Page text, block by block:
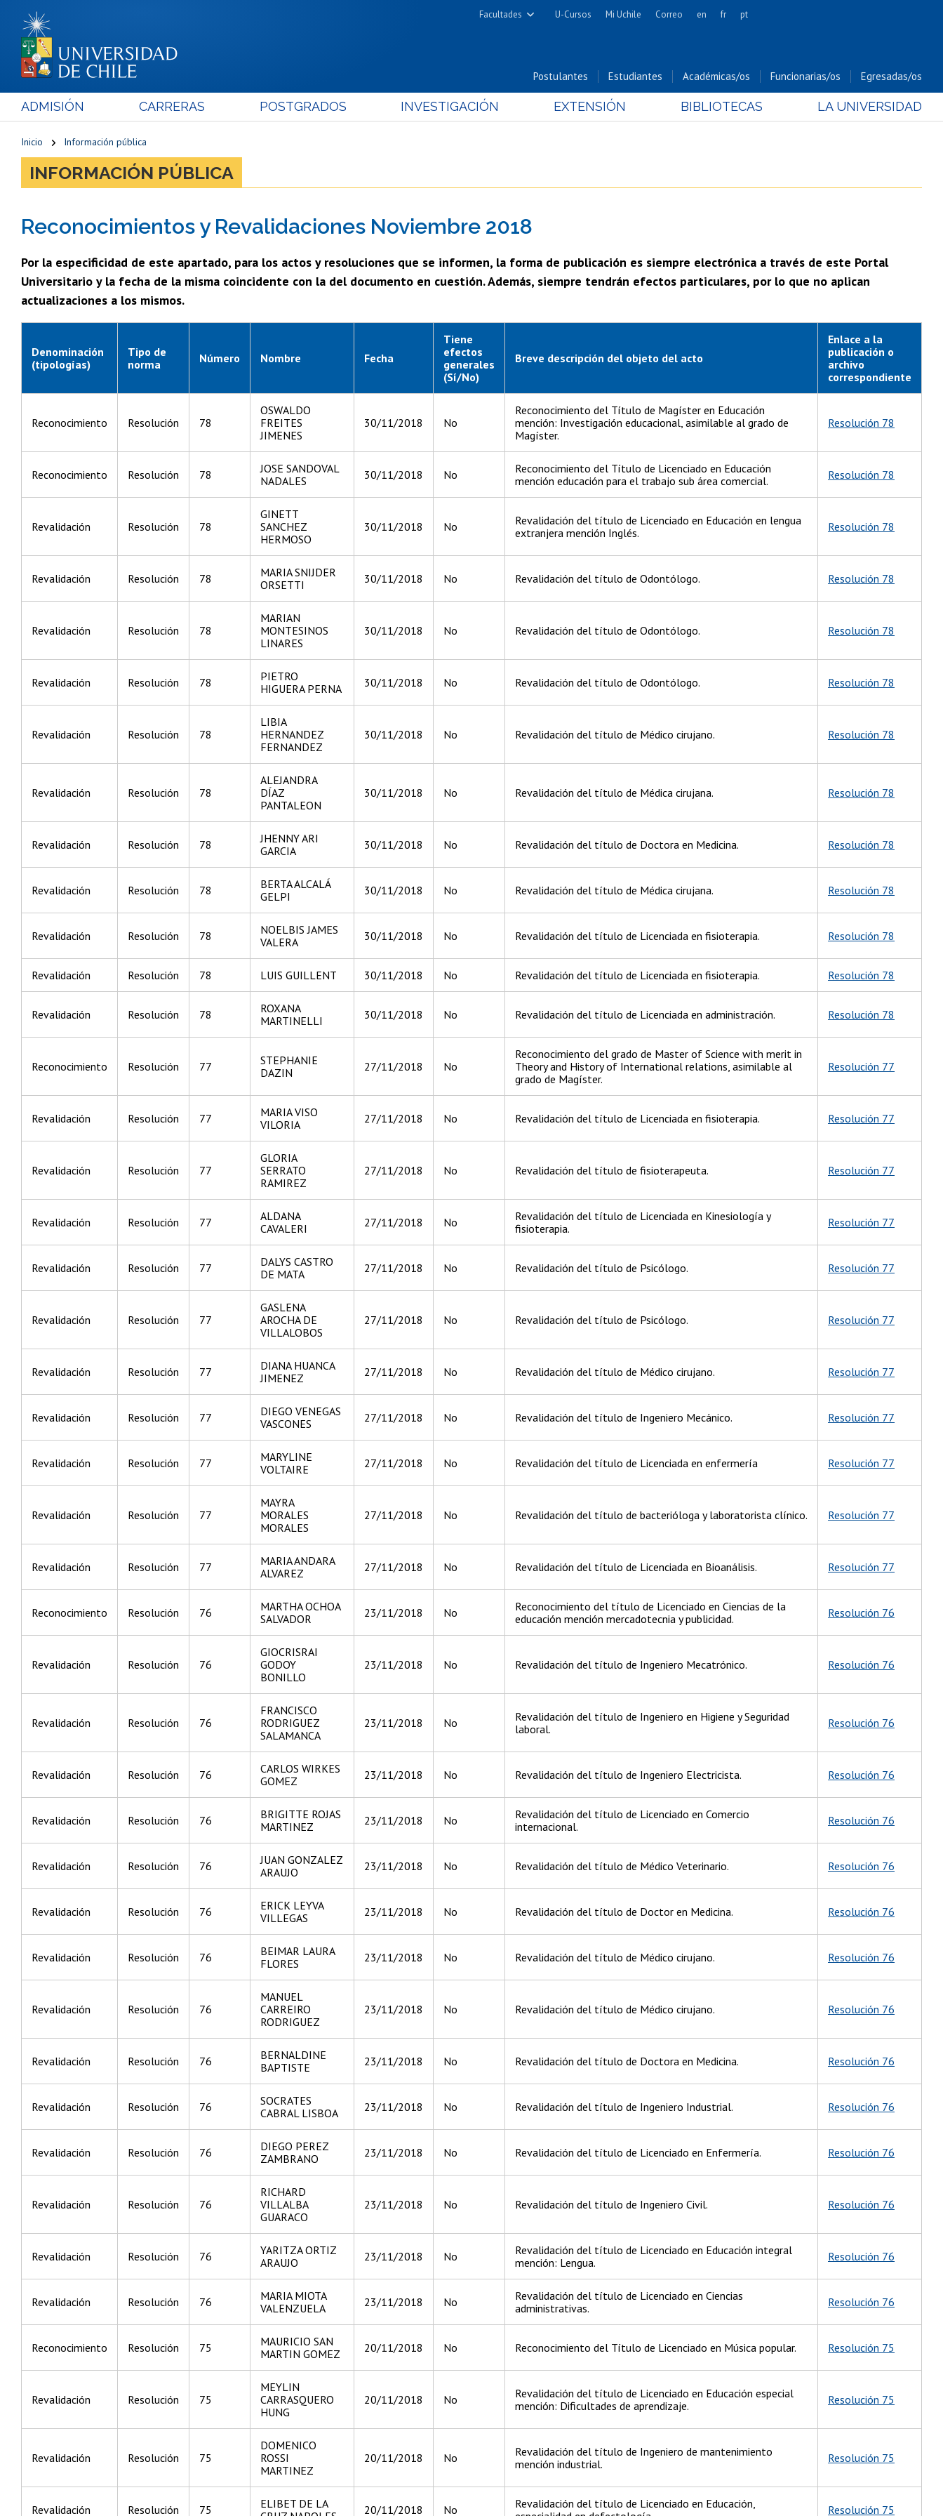
Facultades
Cs. Físicas y Matemáticas
Cs. Forestales y Conservación
Cs. Químicas y Farmacéuticas
Cs. Sociales
Estudios Avanzados en Educación
Alimentos
Hospital Clínico
U-Cursos Mi Uchile Correo en fr pt
Postulantes Estudiantes Académicas/os Funcionarias/os Egresadas/os
ADMISIÓN CARRERAS POSTGRADOS INVESTIGACIÓN EXTENSIÓN BIBLIOTECAS LA UNIVERSIDAD
Inicio Información pública
INFORMACIÓN PÚBLICA
Reconocimientos y Revalidaciones Noviembre 2018
Por la especificidad de este apartado, para los actos y resoluciones que se informen, la forma de publicación es siempre electrónica a través de este Portal
Universitario y la fecha de la misma coincidente con la del documento en cuestión. Además, siempre tendrán efectos particulares, por lo que no aplican
actualizaciones a los mismos.
Denominación
(tipologías)
Tipo de
norma
Número Nombre Fecha
Tiene
efectos
generales
(Sí/No)
Breve descripción del objeto del acto
Enlace a la
publicación o
archivo
correspondiente
Reconocimiento Resolución 78
OSWALDO
FREITES
JIMENES
30/11/2018 No
Reconocimiento del Título de Magíster en Educación
mención: Investigación educacional, asimilable al grado de
Magíster.
Resolución 78
Reconocimiento Resolución 78
JOSE SANDOVAL
NADALES
30/11/2018 No
Reconocimiento del Título de Licenciado en Educación
mención educación para el trabajo sub área comercial.
Resolución 78
Revalidación Resolución 78
GINETT
SANCHEZ
HERMOSO
30/11/2018 No
Revalidación del título de Licenciado en Educación en lengua
extranjera mención Inglés.
Resolución 78
Revalidación Resolución 78
MARIA SNIJDER
ORSETTI
30/11/2018 No Revalidación del título de Odontólogo. Resolución 78
Revalidación Resolución 78
MARIAN
MONTESINOS
LINARES
30/11/2018 No Revalidación del título de Odontólogo. Resolución 78
Revalidación Resolución 78
PIETRO
HIGUERA PERNA
30/11/2018 No Revalidación del título de Odontólogo. Resolución 78
Revalidación Resolución 78
LIBIA
HERNANDEZ
FERNANDEZ
30/11/2018 No Revalidación del título de Médico cirujano. Resolución 78
Revalidación Resolución 78
ALEJANDRA
DÍAZ
PANTALEON
30/11/2018 No Revalidación del título de Médica cirujana. Resolución 78
Revalidación Resolución 78
JHENNY ARI
GARCIA
30/11/2018 No Revalidación del título de Doctora en Medicina. Resolución 78
Revalidación Resolución 78
BERTA ALCALÁ
GELPI
30/11/2018 No Revalidación del título de Médica cirujana. Resolución 78
Revalidación Resolución 78
NOELBIS JAMES
VALERA
30/11/2018 No Revalidación del título de Licenciada en fisioterapia. Resolución 78
Revalidación Resolución 78 LUIS GUILLENT 30/11/2018 No Revalidación del título de Licenciada en fisioterapia. Resolución 78
Revalidación Resolución 78
ROXANA
MARTINELLI
30/11/2018 No Revalidación del título de Licenciada en administración. Resolución 78
Reconocimiento Resolución 77
STEPHANIE
DAZIN
27/11/2018 No
Reconocimiento del grado de Master of Science with merit in
Theory and History of International relations, asimilable al
grado de Magíster.
Resolución 77
Revalidación Resolución 77
MARIA VISO
VILORIA
27/11/2018 No Revalidación del título de Licenciada en fisioterapia. Resolución 77
Revalidación Resolución 77
GLORIA
SERRATO
RAMIREZ
27/11/2018 No Revalidación del título de fisioterapeuta. Resolución 77
Revalidación Resolución 77
ALDANA
CAVALERI
27/11/2018 No
Revalidación del título de Licenciada en Kinesiología y
fisioterapia.
Resolución 77
Revalidación Resolución 77
DALYS CASTRO
DE MATA
27/11/2018 No Revalidación del título de Psicólogo. Resolución 77
Revalidación Resolución 77
GASLENA
AROCHA DE
VILLALOBOS
27/11/2018 No Revalidación del título de Psicólogo. Resolución 77
Revalidación Resolución 77
DIANA HUANCA
JIMENEZ
27/11/2018 No Revalidación del título de Médico cirujano. Resolución 77
Revalidación Resolución 77
DIEGO VENEGAS
VASCONES
27/11/2018 No Revalidación del título de Ingeniero Mecánico. Resolución 77
Revalidación Resolución 77
MARYLINE
VOLTAIRE
27/11/2018 No Revalidación del título de Licenciada en enfermería Resolución 77
Revalidación Resolución 77
MAYRA
MORALES
MORALES
27/11/2018 No Revalidación del título de bacterióloga y laboratorista clínico. Resolución 77
Revalidación Resolución 77
MARIA ANDARA
ALVAREZ
27/11/2018 No Revalidación del título de Licenciada en Bioanálisis. Resolución 77
Reconocimiento Resolución 76
MARTHA OCHOA
SALVADOR
23/11/2018 No
Reconocimiento del título de Licenciado en Ciencias de la
educación mención mercadotecnia y publicidad.
Resolución 76
Revalidación Resolución 76
GIOCRISRAI
GODOY
BONILLO
23/11/2018 No Revalidación del título de Ingeniero Mecatrónico. Resolución 76
Revalidación Resolución 76
FRANCISCO
RODRIGUEZ
SALAMANCA
23/11/2018 No
Revalidación del título de Ingeniero en Higiene y Seguridad
laboral.
Resolución 76
Revalidación Resolución 76
CARLOS WIRKES
GOMEZ
23/11/2018 No Revalidación del título de Ingeniero Electricista. Resolución 76
Revalidación Resolución 76
BRIGITTE ROJAS
MARTINEZ
23/11/2018 No
Revalidación del título de Licenciado en Comercio
internacional.
Resolución 76
Revalidación Resolución 76
JUAN GONZALEZ
ARAUJO
23/11/2018 No Revalidación del título de Médico Veterinario. Resolución 76
Revalidación Resolución 76
ERICK LEYVA
VILLEGAS
23/11/2018 No Revalidación del título de Doctor en Medicina. Resolución 76
Revalidación Resolución 76
BEIMAR LAURA
FLORES
23/11/2018 No Revalidación del título de Médico cirujano. Resolución 76
Revalidación Resolución 76
MANUEL
CARREIRO
RODRIGUEZ
23/11/2018 No Revalidación del título de Médico cirujano. Resolución 76
Revalidación Resolución 76
BERNALDINE
BAPTISTE
23/11/2018 No Revalidación del título de Doctora en Medicina. Resolución 76
Revalidación Resolución 76
SOCRATES
CABRAL LISBOA
23/11/2018 No Revalidación del título de Ingeniero Industrial. Resolución 76
Revalidación Resolución 76
DIEGO PEREZ
ZAMBRANO
23/11/2018 No Revalidación del título de Licenciado en Enfermería. Resolución 76
Revalidación Resolución 76
RICHARD
VILLALBA
GUARACO
23/11/2018 No Revalidación del título de Ingeniero Civil. Resolución 76
Revalidación Resolución 76
YARITZA ORTIZ
ARAUJO
23/11/2018 No
Revalidación del título de Licenciado en Educación integral
mención: Lengua.
Resolución 76
Revalidación Resolución 76
MARIA MIOTA
VALENZUELA
23/11/2018 No
Revalidación del título de Licenciado en Ciencias
administrativas.
Resolución 76
Reconocimiento Resolución 75
MAURICIO SAN
MARTIN GOMEZ
20/11/2018 No Reconocimiento del Título de Licenciado en Música popular. Resolución 75
Revalidación Resolución 75
MEYLIN
CARRASQUERO
HUNG
20/11/2018 No
Revalidación del título de Licenciado en Educación especial
mención: Dificultades de aprendizaje.
Resolución 75
Revalidación Resolución 75
DOMENICO
ROSSI
MARTINEZ
20/11/2018 No
Revalidación del título de Ingeniero de mantenimiento
mención industrial.
Resolución 75
Revalidación Resolución 75
ELIBET DE LA
20/11/2018 No
Revalidación del título de Licenciado en Educación,
Resolución 75